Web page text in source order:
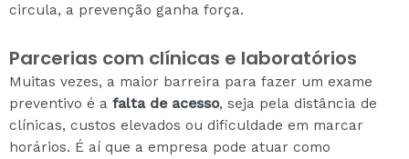
circula, a prevenção ganha força.
Parcerias com clínicas e laboratórios
Muitas vezes, a maior barreira para fazer um exame
preventivo é a falta de acesso, seja pela distância de
clínicas, custos elevados ou dificuldade em marcar
horários. É aí que a empresa pode atuar como